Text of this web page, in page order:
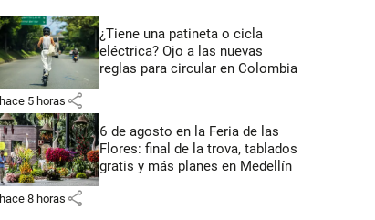
¿Tiene una patineta o cicla
eléctrica? Ojo a las nuevas
reglas para circular en Colombia
hace 5 horas share
6 de agosto en la Feria de las
Flores: final de la trova, tablados
gratis y más planes en Medellín
hace 8 horas share